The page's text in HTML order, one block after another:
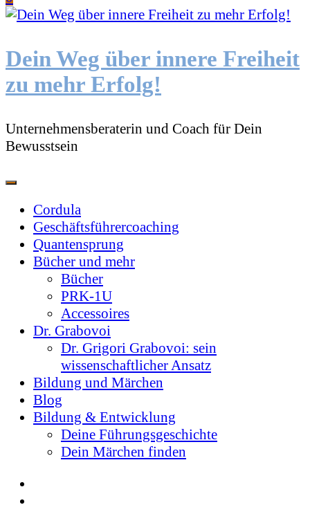
etwas?
Dein Weg über innere Freiheit
zu mehr Erfolg!
Unternehmensberaterin und Coach für Dein
Bewusstsein
Cordula
Geschäftsführercoaching
Quantensprung
Bücher und mehr
Bücher
PRK-1U
Accessoires
Dr. Grabovoi
Dr. Grigori Grabovoi: sein
wissenschaftlicher Ansatz
Bildung und Märchen
Blog
Bildung & Entwicklung
Deine Führungsgeschichte
Dein Märchen finden